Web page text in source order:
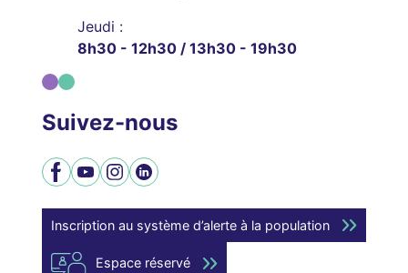
Jeudi :
8h30 - 12h30 / 13h30 - 19h30
Suivez-nous
Facebook
YouTubeInstagram
LinkedIn
Inscription au système d’alerte à la population
Espace réservé